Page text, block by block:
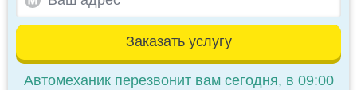
Заказать услугу
Автомеханик перезвонит вам сегодня, в 09:00